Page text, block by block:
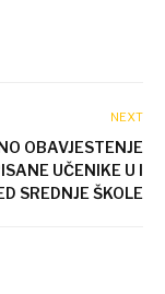
NEXT
OBAVJESTENJE
UČENIKE U I
SREDNJE ŠKOLE